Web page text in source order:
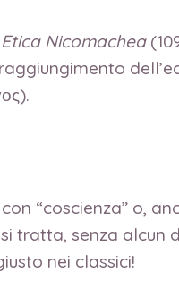
Etica Nicomachea
“coscienza” o,
tratta, senza alcun
nei classici!